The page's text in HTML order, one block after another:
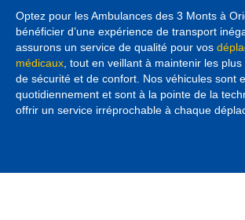
Optez pour les Ambulances des 3 Monts à
bénéficier d’une expérience de transport
assurons un service de qualité pour vos
médicaux, tout en veillant à maintenir les
de sécurité et de confort. Nos véhicules sont
quotidiennement et sont à la pointe de la
offrir un service irréprochable à chaque